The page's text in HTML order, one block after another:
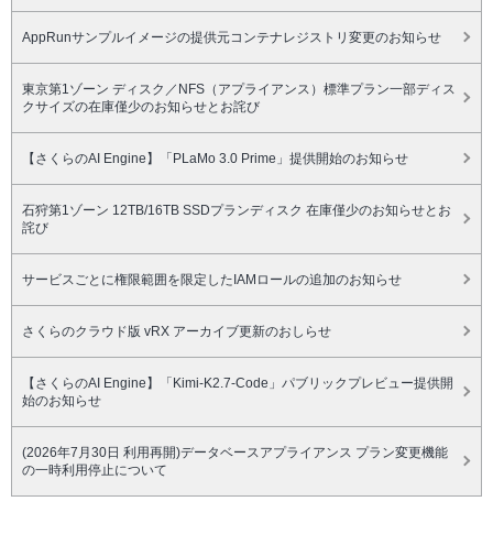
AppRunサンプルイメージの提供元コンテナレジストリ変更のお知らせ
東京第1ゾーン ディスク／NFS（アプライアンス）標準プラン一部ディス
クサイズの在庫僅少のお知らせとお詫び
【さくらのAI Engine】「PLaMo 3.0 Prime」提供開始のお知らせ
石狩第1ゾーン 12TB/16TB SSDプランディスク 在庫僅少のお知らせとお
詫び
サービスごとに権限範囲を限定したIAMロールの追加のお知らせ
さくらのクラウド版 vRX アーカイブ更新のおしらせ
【さくらのAI Engine】「Kimi-K2.7-Code」パブリックプレビュー提供開
始のお知らせ
(2026年7月30日 利用再開)データベースアプライアンス プラン変更機能
の一時利用停止について